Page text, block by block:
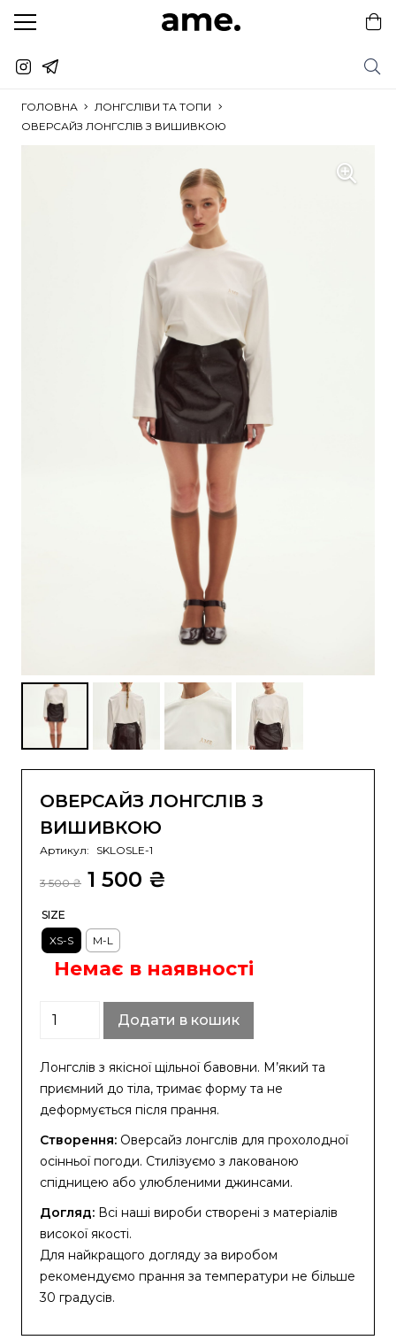
ГОЛОВНА
ЛОНГСЛІВИ ТА ТОПИ
ОВЕРСАЙЗ ЛОНГСЛІВ З ВИШИВКОЮ
ОВЕРСАЙЗ ЛОНГСЛІВ З
ВИШИВКОЮ
Артикул: SKLOSLE-1
3 500₴ Оригінальна
3
500 ₴.
1 500 ₴
500 ₴.
SIZE
XS-S
M-L
Немає в наявності
Оверсайз
вишивкою
кількість
Додати в кошик
Лонгслів з якісної щільної бавовни. М’який та
приємний до тіла, тримає форму та не
деформується після прання.
Створення: Оверсайз лонгслів для прохолодної
осінньої погоди. Стилізуємо з лакованою
спідницею або улюбленими джинсами.
Догляд: Всі наші вироби створені з матеріалів
високої якості.
Для найкращого догляду за виробом
рекомендуємо прання за температури не більше
30 градусів.